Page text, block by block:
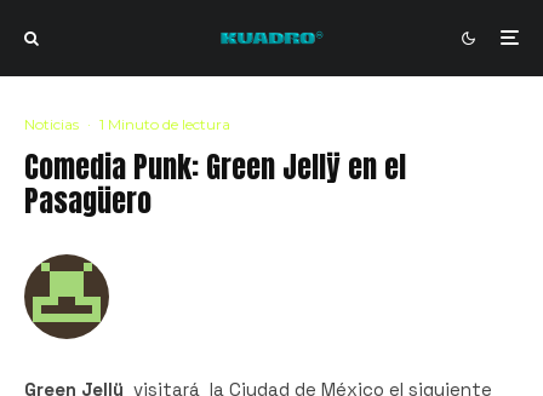
Noticias · 1 Minuto de lectura
Comedia Punk: Green Jellÿ en el
Pasagüero
Green Jellÿ visitará la Ciudad de México el siguiente